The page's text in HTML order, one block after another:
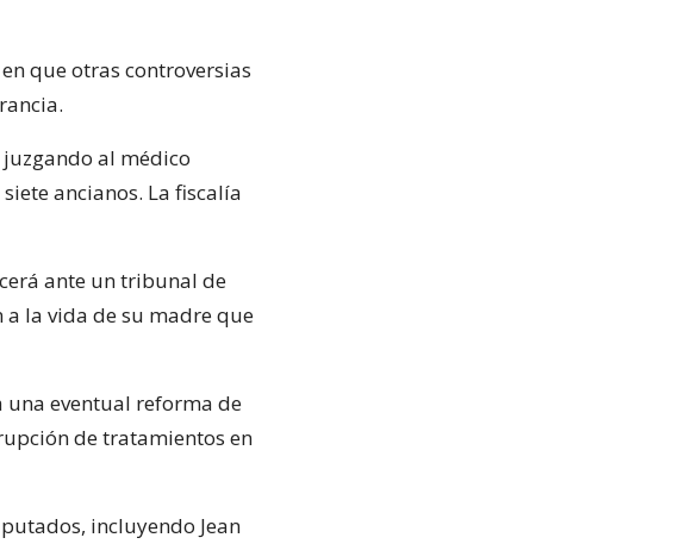
que otras controversias
al médico
ancianos. La fiscalía
ante un tribunal de
la vida de su madre que
una eventual reforma de
de tratamientos en
incluyendo Jean